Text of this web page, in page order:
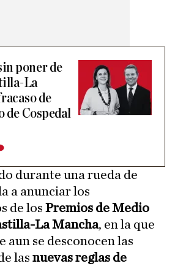
poner de
La
de
de Cospedal
durante una rueda de
a anunciar los
de los Premios de Medio
La Mancha, en la que
aun se desconocen las
las nuevas reglas de